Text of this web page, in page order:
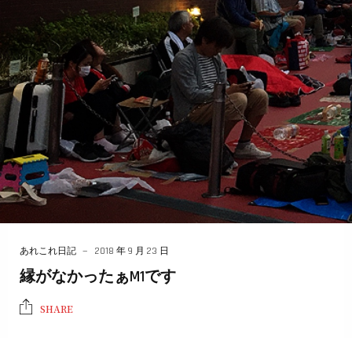
あれこれ日記 2018 年 9 月 23 日
縁がなかったぁM1です
SHARE